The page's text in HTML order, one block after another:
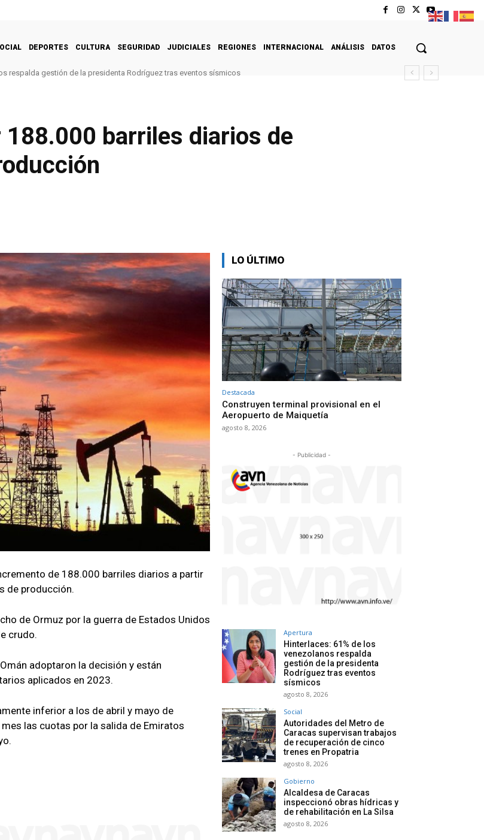
DEPORTES CULTURA SEGURIDAD JUDICIALES REGIONES INTERNACIONAL ANÁLISIS DATOS
respalda gestión de la presidenta Rodríguez tras eventos sísmicos
188.000 barriles diarios de
de 188.000 barriles diarios a partir
de producción.
de Ormuz por la guerra de Estados Unidos
crudo.
adoptaron la decisión y están
aplicados en 2023.
inferior a los de abril y mayo de
las cuotas por la salida de Emiratos
LO ÚLTIMO
Destacada
Construyen terminal provisional en el
Aeropuerto de Maiquetía
agosto 8, 2026
- Publicidad -
Apertura
Hinterlaces: 61% de los
venezolanos respalda
gestión de la presidenta
Rodríguez tras eventos
sísmicos
agosto 8, 2026
Social
Autoridades del Metro de
Caracas supervisan trabajos
de recuperación de cinco
trenes en Propatria
agosto 8, 2026
Gobierno
Alcaldesa de Caracas
inspeccionó obras hídricas y
de rehabilitación en La Silsa
agosto 8, 2026